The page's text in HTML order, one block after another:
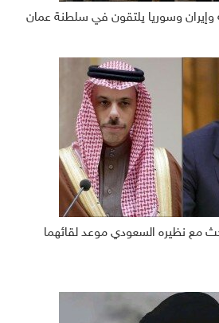
وإيران وسوريا يلتقون في سلطنة عمان
مع نظيره السعودي موعد لقائهما